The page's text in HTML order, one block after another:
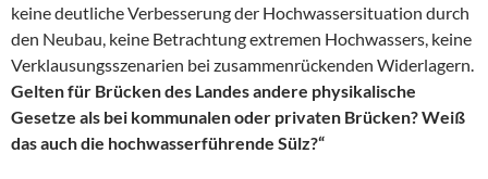
keine deutliche Verbesserung der Hochwassersituation durch
den Neubau, keine Betrachtung extremen Hochwassers, keine
Verklausungsszenarien bei zusammenrückenden Widerlagern.
Gelten für Brücken des Landes andere physikalische
Gesetze als bei kommunalen oder privaten Brücken? Weiß
das auch die hochwasserführende Sülz?“